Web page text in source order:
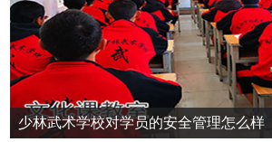
少林武术学校对学员的安全管理怎么样